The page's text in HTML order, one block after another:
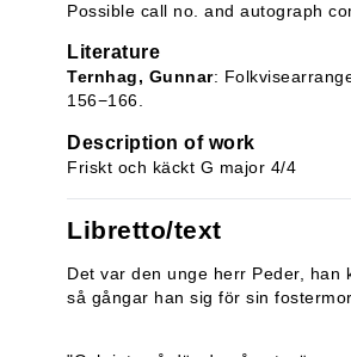
Possible call no. and autograph
Literature
Ternhag, Gunnar:
156−166.
Description of work
Friskt och käckt G major 4/4
Libretto/text
Det var den unge herr Peder, han
så gångar han sig för sin